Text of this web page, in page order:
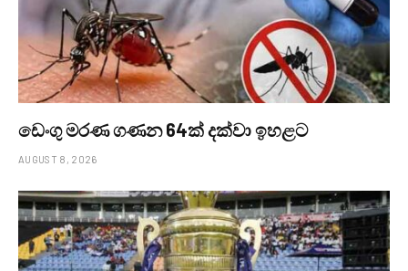
ඩෙංගු මරණ ගණන 64ක් දක්වා ඉහළට
AUGUST 8, 2026